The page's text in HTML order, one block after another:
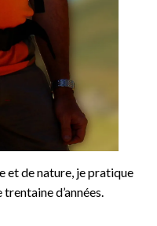
et de nature, je pratique
d’années.